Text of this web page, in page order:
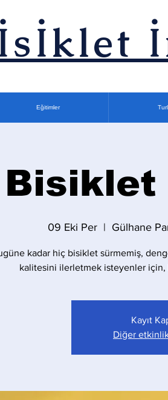
Eğitimler
Bisiklet
09 Eki Per
  |
Gülhane
kadar hiç bisiklet sürmemiş,
kalitesini ilerletmek isteyenler için,
Kayıt
Diğer